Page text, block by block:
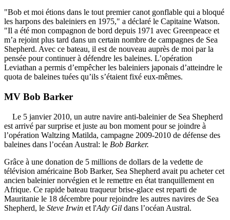
"Bob et moi étions dans le tout premier canot gonflable qui a bloqué
les harpons des baleiniers en 1975," a déclaré le Capitaine Watson.
"Il a été mon compagnon de bord depuis 1971 avec Greenpeace et
m’a rejoint plus tard dans un certain nombre de campagnes de Sea
Shepherd. Avec ce bateau, il est de nouveau auprès de moi par la
pensée pour continuer à défendre les baleines. L’opération
Leviathan a permis d’empêcher les baleiniers japonais d’atteindre le
quota de baleines tuées qu’ils s’étaient fixé eux-mêmes.
MV Bob Barker
Le 5 janvier 2010, un autre navire anti-baleinier de Sea Shepherd
est arrivé par surprise et juste au bon moment pour se joindre à
l’opération Waltzing Matilda, campagne 2009-2010 de défense des
baleines dans l’océan Austral: le Bob Barker.
Grâce à une donation de 5 millions de dollars de la vedette de
télévision américaine Bob Barker, Sea Shepherd avait pu acheter cet
ancien baleinier norvégien et le remettre en état tranquillement en
Afrique. Ce rapide bateau traqueur brise-glace est reparti de
Mauritanie le 18 décembre pour rejoindre les autres navires de Sea
Shepherd, le Steve Irwin et l'Ady Gil dans l’océan Austral.